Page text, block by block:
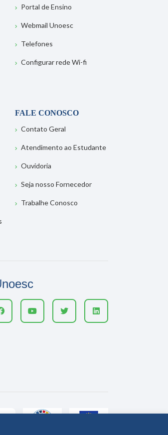
Portal de Ensino
Webmail Unoesc
Telefones
Configurar rede Wi-fi
FALE CONOSCO
Contato Geral
Atendimento ao Estudante
Ouvidoria
Seja nosso Fornecedor
Trabalhe Conosco